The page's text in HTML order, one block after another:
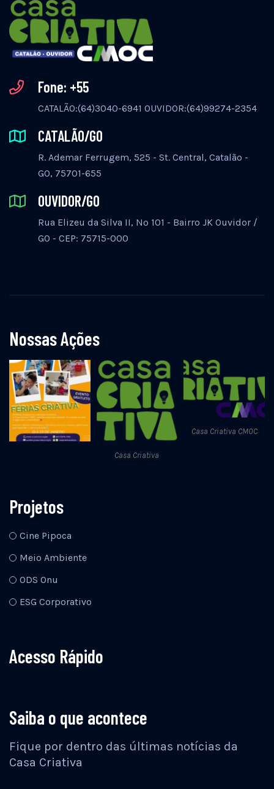
Fone: +55
CATALÃO:(64)3040-6941 OUVIDOR:(64)99274-2354
CATALÃO/GO
R. Ademar Ferrugem, 525 - St. Central, Catalão -
GO, 75701-655
OUVIDOR/GO
Rua Elizeu da Silva II, Nº 101 - Bairro JK Ouvidor /
GO - CEP: 75715-000
Nossas Ações
Casa Criativa
Casa Criativa CMOC
Projetos
Cine Pipoca
Meio Ambiente
ODS Onu
ESG Corporativo
Acesso Rápido
Saiba o que acontece
Fique por dentro das últimas notícias da
Casa Criativa